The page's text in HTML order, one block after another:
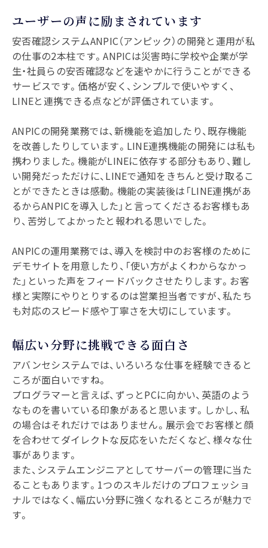
ユーザーの声に励まされています
安否確認システムANPIC（アンピック）の開発と運用が私
の仕事の2本柱です。ANPICは災害時に学校や企業が学
生・社員らの安否確認などを速やかに行うことができる
サービスです。価格が安く、シンプルで使いやすく、
LINEと連携できる点などが評価されています。
ANPICの開発業務では、新機能を追加したり、既存機能
を改善したりしています。LINE連携機能の開発には私も
携わりました。機能がLINEに依存する部分もあり、難し
い開発だっただけに、LINEで通知をきちんと受け取るこ
とができたときは感動。機能の実装後は「LINE連携があ
るからANPICを導入した」と言ってくださるお客様もあ
り、苦労してよかったと報われる思いでした。
ANPICの運用業務では、導入を検討中のお客様のために
デモサイトを用意したり、「使い方がよくわからなかっ
た」といった声をフィードバックさせたりします。お客
様と実際にやりとりするのは営業担当者ですが、私たち
も対応のスピード感や丁寧さを大切にしています。
幅広い分野に挑戦できる面白さ
アバンセシステムでは、いろいろな仕事を経験できると
ころが面白いですね。
プログラマーと言えば、ずっとPCに向かい、英語のよう
なものを書いている印象があると思います。しかし、私
の場合はそれだけではありません。展示会でお客様と顔
を合わせてダイレクトな反応をいただくなど、様々な仕
事があります。
また、システムエンジニアとしてサーバーの管理に当た
ることもあります。1つのスキルだけのプロフェッショ
ナルではなく、幅広い分野に強くなれるところが魅力で
す。